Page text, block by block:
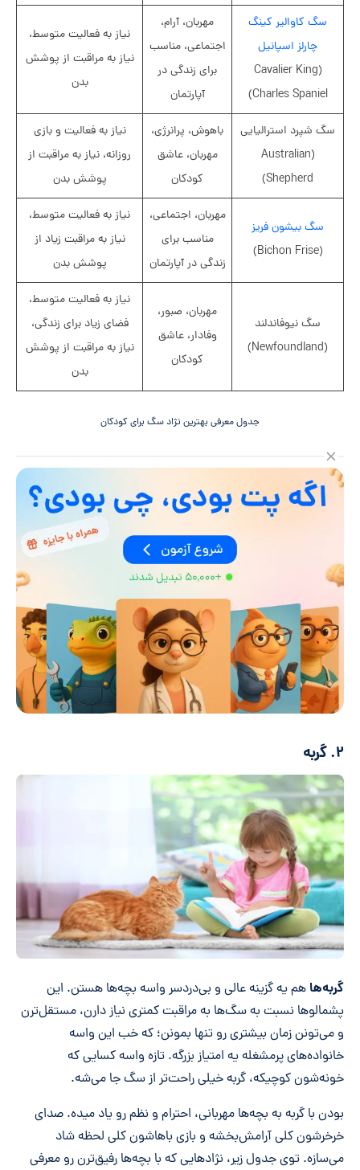
سگ کاوالیر کینگ
چارلز اسپانیل
(Cavalier King
Charles Spaniel)
مهربان، آرام،
اجتماعی، مناسب
برای زندگی در
آپارتمان
نیاز به فعالیت متوسط،
نیاز به مراقبت از پوشش
بدن
سگ شپرد استرالیایی
(Australian
Shepherd)
باهوش، پرانرژی،
مهربان، عاشق
کودکان
نیاز به فعالیت و بازی
روزانه، نیاز به مراقبت از
پوشش بدن
سگ بیشون فریز
(Bichon Frise)
مهربان، اجتماعی،
مناسب برای
زندگی در آپارتمان
نیاز به فعالیت متوسط،
نیاز به مراقبت زیاد از
پوشش بدن
سگ نیوفاندلند
(Newfoundland)
مهربان، صبور،
وفادار، عاشق
کودکان
نیاز به فعالیت متوسط،
فضای زیاد برای زندگی،
نیاز به مراقبت از پوشش
بدن
جدول معرفی بهترین نژاد سگ برای کودکان
۲. گربه
گربه‌ها هم یه گزینه عالی و بی‌دردسر واسه بچه‌ها هستن. این
پشمالوها نسبت به سگ‌ها به مراقبت کمتری نیاز دارن، مستقل‌ترن
و می‌تونن زمان بیشتری رو تنها بمونن؛ که خب این واسه
خانواده‌های پرمشغله یه امتیاز بزرگه. تازه واسه کسایی که
خونه‌شون کوچیکه، گربه خیلی راحت‌تر از سگ جا می‌شه.
بودن با گربه به بچه‌ها مهربانی، احترام و نظم رو یاد میده. صدای
خرخرشون کلی آرامش‌بخشه‌ و بازی باهاشون کلی لحظه شاد
می‌سازه. توی جدول زیر، نژادهایی که با بچه‌ها رفیق‌ترن رو معرفی